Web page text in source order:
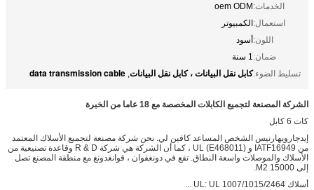
الخدمات:oem ODM
استعمال:الكمبيوتر
اللون:أسود
ضمان:1 سنة
تسليط الضوء:كابل نقل البيانات ، كابل نقل البيانات,
data transmission cable
الشركة المصنعة لتجميع الكابلات المخصصة مع 18 عاما من الخبرة
كات 6 كابل
إيدجارويهارنيس الشخص المساعد كافين لي. نحن شركة مصنعة لتجميع الأسلاك المعتمد
من IATF16949 و UL (E468011) ، كما أن الشركة هي شركة R & D وقاعدة تصنيعية من
الأسلاك والموصلات واسعة النطاق. تقع في دونغقوان ، قوانغدونغ مع منطقة المصنع تصل
إلى 15000 M2.
أسلاك UL: UL 1007/1015/2464 ...